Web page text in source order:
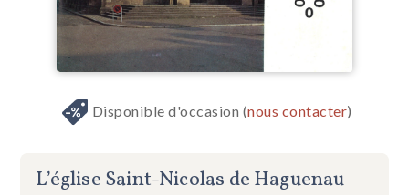
Disponible d'occasion (nous contacter)
L’église Saint-Nicolas de Haguenau